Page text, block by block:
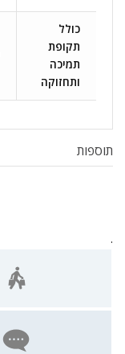
כולל
תקופת
תמיכה
ותחזוקה
תוספות
.